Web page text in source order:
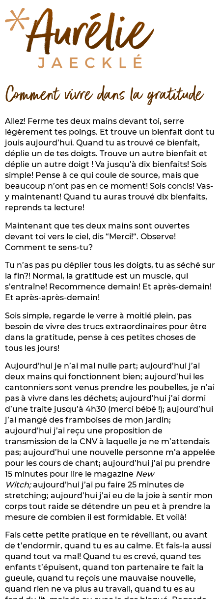
Comment vivre dans la gratitude
Allez! Ferme tes deux mains devant toi, serre
légèrement tes poings. Et trouve un bienfait dont tu
jouis aujourd’hui. Quand tu as trouvé ce bienfait,
déplie un de tes doigts. Trouve un autre bienfait et
déplie un autre doigt ! Va jusqu’à dix bienfaits! Sois
simple! Pense à ce qui coule de source, mais que
beaucoup n’ont pas en ce moment! Sois concis! Vas-
y maintenant! Quand tu auras trouvé dix bienfaits,
reprends ta lecture!
Maintenant que tes deux mains sont ouvertes
devant toi vers le ciel, dis “Merci!“. Observe!
Comment te sens-tu?
Tu n’as pas pu déplier tous les doigts, tu as séché sur
la fin?! Normal, la gratitude est un muscle, qui
s’entraîne! Recommence demain! Et après-demain!
Et après-après-demain!
Sois simple, regarde le verre à moitié plein, pas
besoin de vivre des trucs extraordinaires pour être
dans la gratitude, pense à ces petites choses de
tous les jours!
Aujourd’hui je n’ai mal nulle part; aujourd’hui j’ai
deux mains qui fonctionnent bien; aujourd’hui les
cantonniers sont venus prendre les poubelles, je n’ai
pas à vivre dans les déchets; aujourd’hui j’ai dormi
d’une traite jusqu’à 4h30 (merci bébé !); aujourd’hui
j’ai mangé des framboises de mon jardin;
aujourd’hui j’ai reçu une proposition de
transmission de la CNV à laquelle je ne m’attendais
pas; aujourd’hui une nouvelle personne m’a appelée
pour les cours de chant; aujourd’hui j’ai pu prendre
15 minutes pour lire le magazine New
Witch;aujourd’hui j’ai pu faire 25 minutes de
stretching; aujourd’hui j’ai eu de la joie à sentir mon
corps tout raide se détendre un peu et à prendre la
mesure de combien il est formidable. Et voilà!
Fais cette petite pratique en te réveillant, ou avant
de t’endormir, quand tu es au calme. Et fais-la aussi
quand tout va mal! Quand tu es crevé, quand tes
enfants t’épuisent, quand ton partenaire te fait la
gueule, quand tu reçois une mauvaise nouvelle,
quand rien ne va plus au travail, quand tu es au